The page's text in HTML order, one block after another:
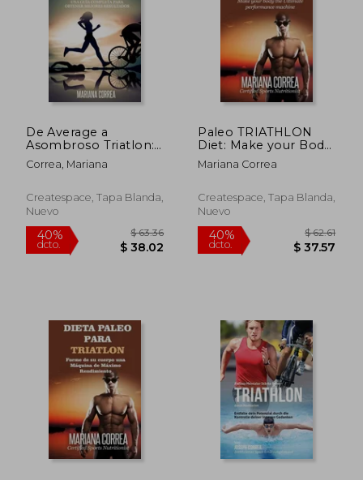
40% 40%
De Average a
Asombroso Triatlon:
Una guia completa
para obtener mejores
Correa, Mariana
Createspace, Tapa Blanda,
Nuevo
Paleo TRIATHLON
Diet: Make your Body
The Ultimate
Performance
Mariana Correa
Createspace, Tapa Blanda,
Nuevo